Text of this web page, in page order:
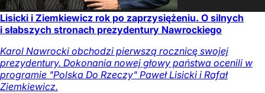
Lisicki i Ziemkiewicz rok po zaprzysiężeniu. O silnych
i słabszych stronach prezydentury Nawrockiego
Karol Nawrocki obchodzi pierwszą rocznicę swojej
prezydentury. Dokonania nowej głowy państwa ocenili w
programie "Polska Do Rzeczy" Paweł Lisicki i Rafał
Ziemkiewicz.